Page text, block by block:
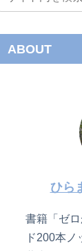
ABOUT
ひら
書籍「ゼ
ド200本